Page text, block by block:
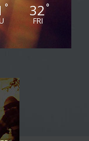
° 32°
FRI